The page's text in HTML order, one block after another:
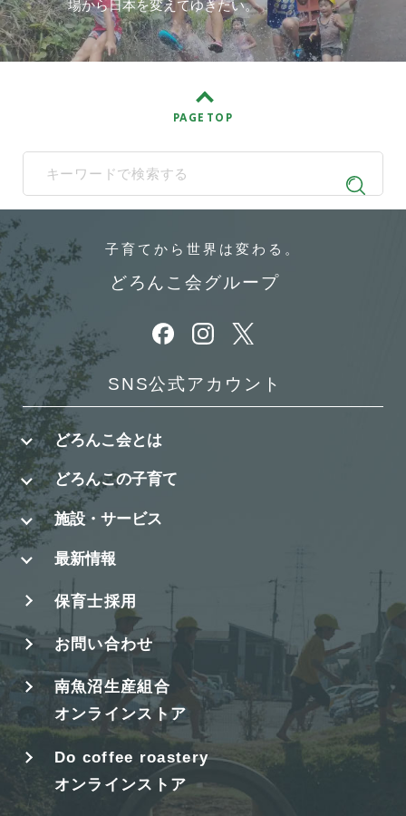
場から日本を変えてゆきたい。
PAGE TOP
When autocomplete results are available use up and down
子育てから 世界は変わる。
どろんこ会グループ
別ウィンドウで開きます
別ウィンドウで開きます
別ウィンドウで開きます
SNS公式アカウント
どろんこ会とは
どろんこの子育て
施設・サービス
最新情報
保育士採用
お問い合わせ
南魚沼生産組合
オンラインストア
Do coffee roastery
オンラインストア